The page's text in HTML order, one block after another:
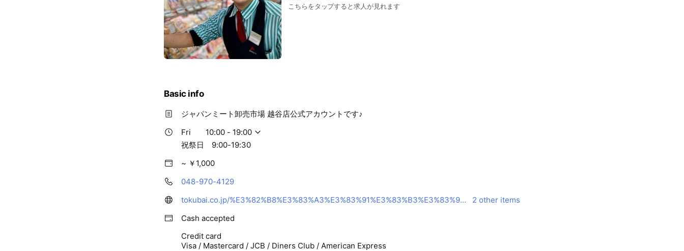
こちらをタップすると求人が見れます
Basic info
ジャパンミート卸売市場 越谷店公式アカウントです♪
Fri
10:00 - 19:00
祝祭日 9:00-19:30
~ ￥1,000
048-970-4129
tokubai.co.jp/%E3%82%B8%E3%83%A3%E3%83%91%E3%83%B3%E3%83%9F%E3%83%BC%E3%83%88%E5%8D%B8%E5%A3%B2%E5%B8%82%E5%A0%B4/83279?psth=1
2 other items
Cash accepted
Credit card
Visa / Mastercard / JCB / Diners Club / American Express